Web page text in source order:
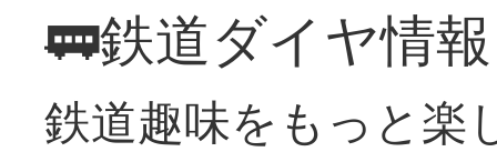
🚃鉄道ダイヤ情
鉄道趣味をもっと楽